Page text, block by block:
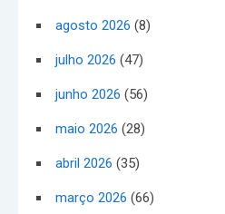
agosto 2026 (8)
julho 2026 (47)
junho 2026 (56)
maio 2026 (28)
abril 2026 (35)
março 2026 (66)